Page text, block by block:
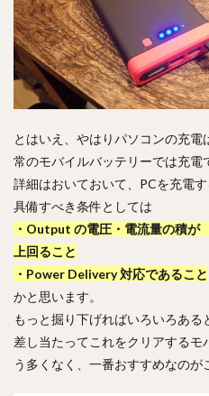
とはいえ、やはりパソコンの充
常のモバイルバッテリーでは充電
詳細はおいておいて、PCを充電
具備すべき条件としては
・Output の電圧・電流量の積
上回ること
・Power Delivery 対応であること
かと思います。
もっと掘り下げればいろいろある
差し当たってこれをクリアする
う多くなく、一番おすすめなのが